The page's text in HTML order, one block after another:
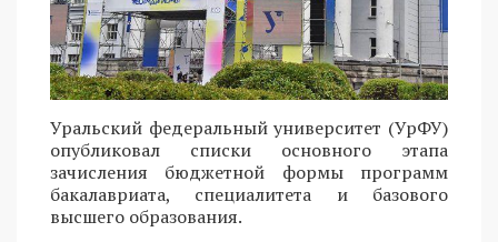
Уральский федеральный университет (УрФУ)
опубликовал списки основного этапа
зачисления бюджетной формы программ
бакалавриата, специалитета и базового
высшего образования.